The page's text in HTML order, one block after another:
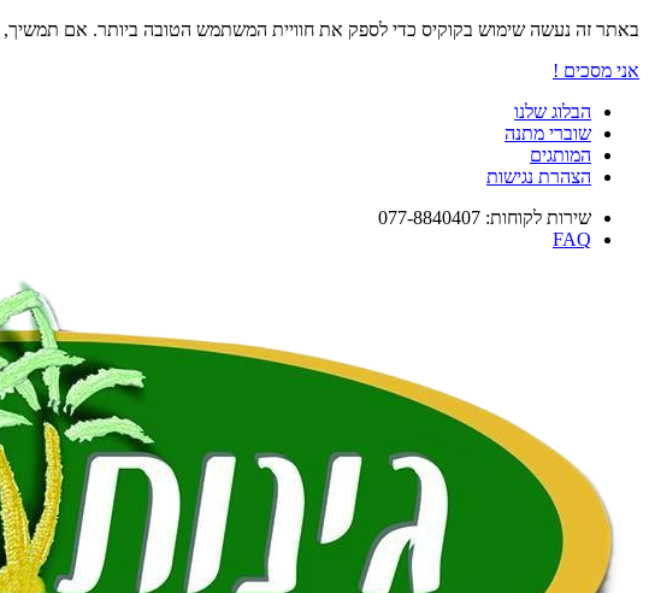
באתר זה נעשה שימוש בקוקיס כדי לספק את חוויית המשתמש הטובה ביותר. אם
אני מסכים !
הבלוג שלנו
שוברי מתנה
המותגים
הצהרת נגישות
שירות לקוחות: 077-8840407
FAQ